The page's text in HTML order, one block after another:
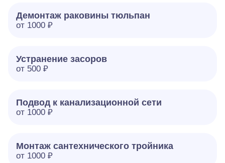
Демонтаж раковины тюльпан
от 1000 ₽
Устранение засоров
от 500 ₽
Подвод к канализационной сети
от 1000 ₽
Монтаж сантехнического тройника
от 1000 ₽